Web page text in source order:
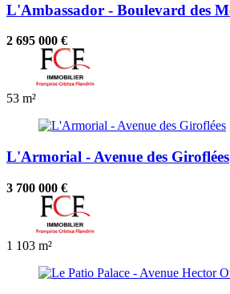
L'Ambassador - Boulevard des
2 695 000 €
53 m²
L'Armorial - Avenue des Giroflées
3 700 000 €
1 103 m²